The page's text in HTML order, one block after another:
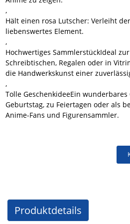
,
Hält einen rosa Lutscher: Verleiht
liebenswertes Element.
,
Hochwertiges SammlerstückIdeal
Schreibtischen, Regalen oder in
die Handwerkskunst einer
,
Tolle GeschenkideeEin wunderbares
Geburtstag, zu Feiertagen oder als
Anime-Fans und Figurensammler.
Produktdetails